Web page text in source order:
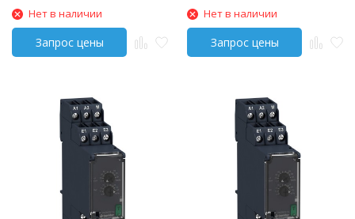
Нет в наличии Нет в наличии